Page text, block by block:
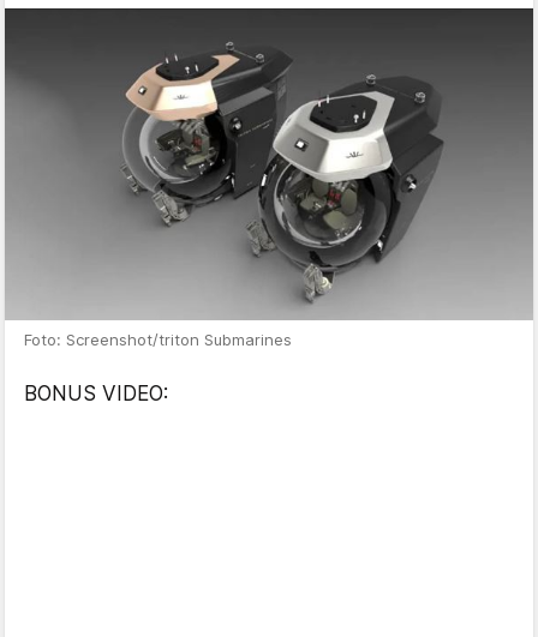
Foto: Screenshot/triton Submarines
BONUS VIDEO: